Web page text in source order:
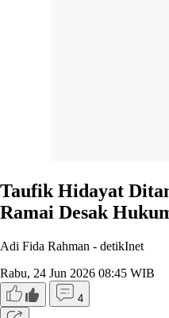
Taufik Hidayat
Ramai Desak
Adi Fida Rahman - detikInet
Rabu, 24 Jun 2026 08:45 WIB
4